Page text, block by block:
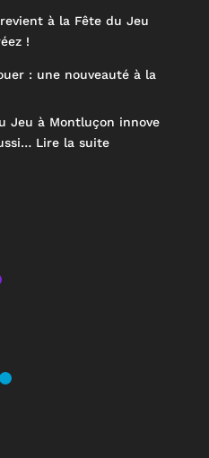
à la Fête du Jeu
!
: une nouveauté à la
Jeu à Montluçon innove
Lire la suite: